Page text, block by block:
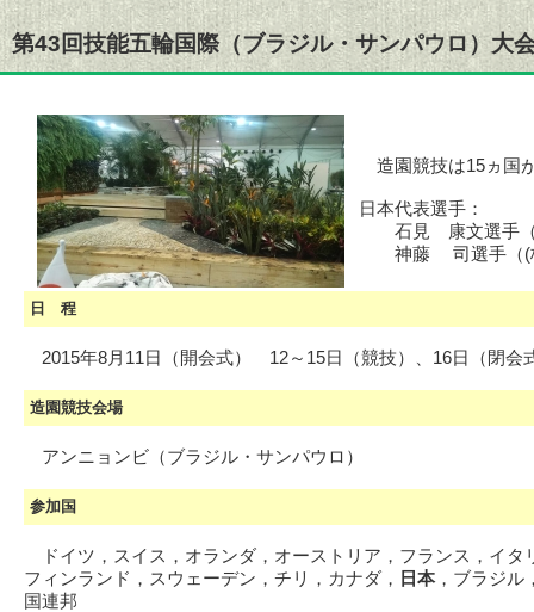
第43回技能五輪国際（ブラジル・サンパウロ）大
造園競技は15ヵ国
日本代表選手：
石見 康文選手（(
神藤 司選手（(株
日 程
2015年8月11日（開会式） 12～15日（競技）、16日（閉会
造園競技会場
アンニョンビ（ブラジル・サンパウロ）
参加国
ドイツ，スイス，オランダ，オーストリア，フランス，イタ
フィンランド，スウェーデン，チリ，カナダ， 日本，ブラジル
国連邦